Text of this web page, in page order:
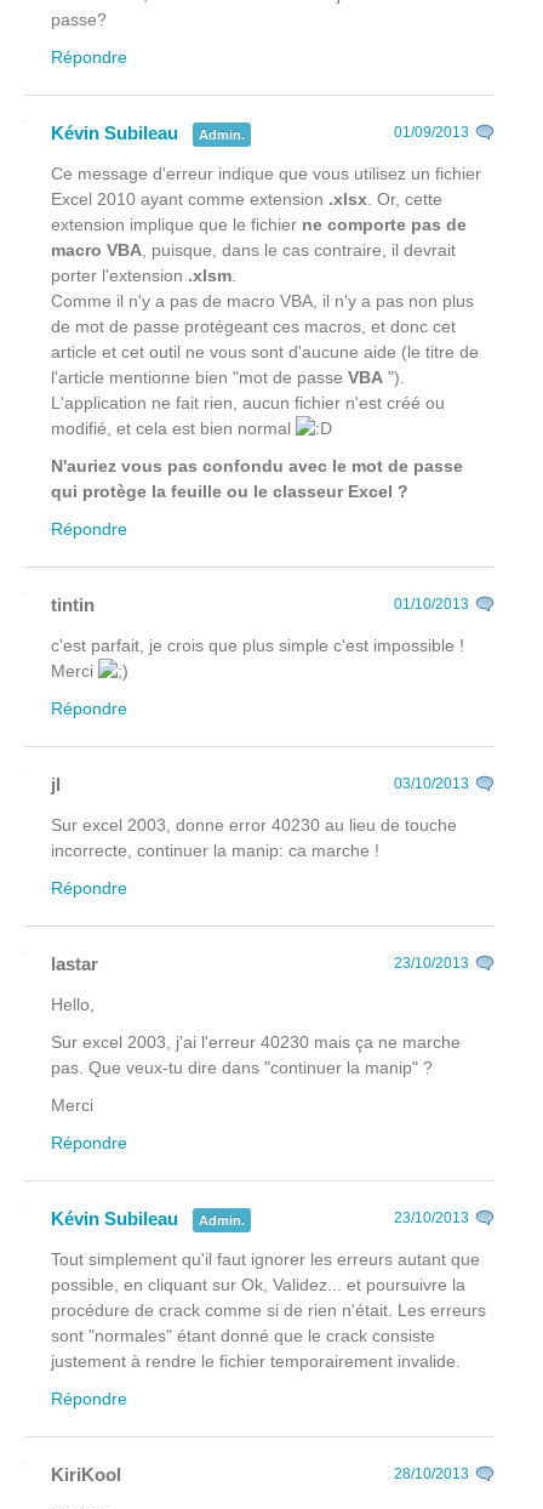
passe?
Répondre
Kévin Subileau Admin. 01/09/2013
Ce message d'erreur indique que vous utilisez un fichier
Excel 2010 ayant comme extension .xlsx . Or, cette
extension implique que le fichier ne comporte pas de
macro VBA , puisque, dans le cas contraire, il devrait
porter l'extension .xlsm
Comme il n'y a pas de macro VBA, il n'y a pas non plus
de mot de passe protégeant ces macros, et donc cet
article et cet outil ne vous sont d'aucune aide (le titre de
l'article mentionne bien "mot de passe VBA ").
L'application ne fait rien, aucun fichier n'est créé ou
modifié, et cela est bien normal
N'auriez vous pas confondu avec le mot de passe
qui protège la feuille ou le classeur Excel ?
Répondre
tintin 01/10/2013
c'est parfait, je crois que plus simple c'est impossible !
Merci
Répondre
jl 03/10/2013
Sur excel 2003, donne error 40230 au lieu de touche
incorrecte, continuer la manip: ca marche !
Répondre
lastar 23/10/2013
Hello,
Sur excel 2003, j'ai l'erreur 40230 mais ça ne marche
pas. Que veux-tu dire dans "continuer la manip" ?
Merci
Répondre
Kévin Subileau Admin. 23/10/2013
Tout simplement qu'il faut ignorer les erreurs autant que
possible, en cliquant sur Ok, Validez... et poursuivre la
procédure de crack comme si de rien n'était. Les erreurs
sont "normales" étant donné que le crack consiste
justement à rendre le fichier temporairement invalide.
Répondre
KiriKool 28/10/2013